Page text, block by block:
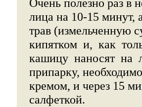
Очень полезно раз в
лица на 10-15 минут,
трав (измельченную
кипятком и, как
кашицу наносят на
припарку,
кремом, и через 15
салфеткой.